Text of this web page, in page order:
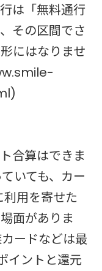
は「無料通行
その区間でさ
にはなりませ
合算はできま
いても、カー
利用を寄せた
面がありま
ードなどは最
イントと還元